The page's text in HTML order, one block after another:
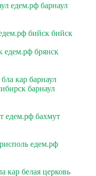
едем.рф барнаул
бийск бийск
едем.рф брянск
кар барнаул
барнаул
едем.рф бахмут
едем.рф
кар белая церковь